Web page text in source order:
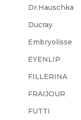
Dr.Hauschka
Ducray
Embryolisse
EYENLIP
FILLERINA
FRAIJOUR
FUTTI